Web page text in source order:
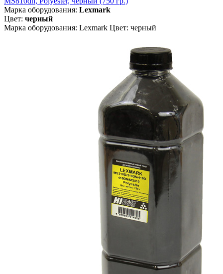
Марка оборудования: Lexmark
Цвет: черный
Марка оборудования: Lexmark Цвет: черный